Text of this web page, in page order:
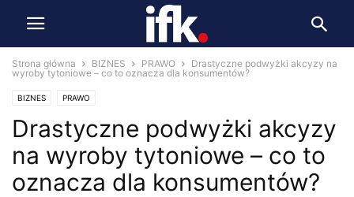
Strona główna BIZNES PRAWO
Drastyczne podwyżki akcyzy na
wyroby tytoniowe – co to oznacza dla konsumentów?
BIZNES PRAWO
Drastyczne podwyżki akcyzy
na wyroby tytoniowe – co to
oznacza dla konsumentów?